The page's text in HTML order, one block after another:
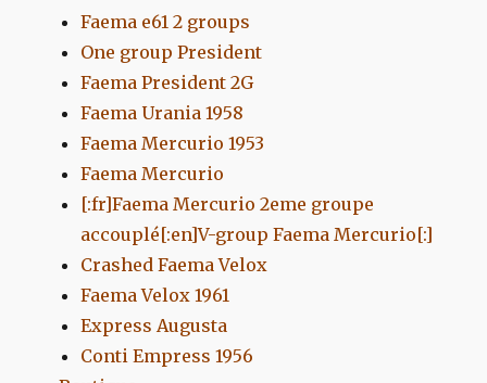
Faema e61 2 groups
One group President
Faema President 2G
Faema Urania 1958
Faema Mercurio 1953
Faema Mercurio
[:fr]Faema Mercurio 2eme groupe
accouplé[:en]V-group Faema Mercurio[:]
Crashed Faema Velox
Faema Velox 1961
Express Augusta
Conti Empress 1956